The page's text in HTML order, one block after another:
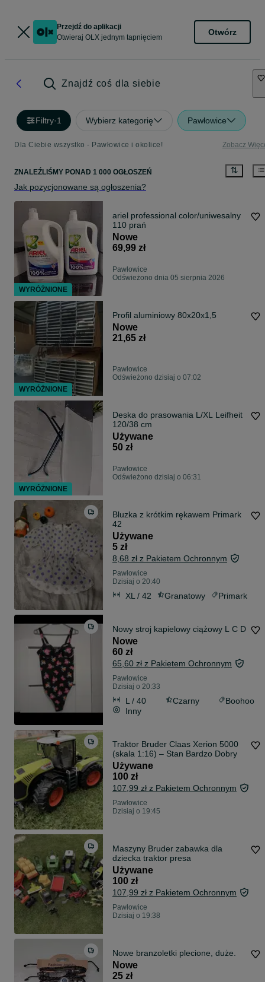
Przejdź do aplikacji
Otwieraj OLX jednym tapnięciem
Otwórz
Znajdź coś dla siebie
Filtry·1 Wybierz kategorię Pawłowice
Dla Ciebie wszystko - Pawłowice i okolice! Zobacz
ZNALEŹLIŚMY PONAD 1 000 OGŁOSZEŃ
Jak pozycjonowane są ogłoszenia?
ariel professional color/uniwesalny
110 prań
Nowe
69,99 zł
Pawłowice
Odświeżono dnia 05 sierpnia 2026
Profil aluminiowy 80x20x1,5
Nowe
21,65 zł
Pawłowice
Odświeżono dzisiaj o 07:02
Deska do prasowania L/XL Leifheit
120/38 cm
Używane
50 zł
Pawłowice
Odświeżono dzisiaj o 06:31
Bluzka z krótkim rękawem Primark
42
Używane
5 zł
8,68 zł z Pakietem Ochronnym
Pawłowice
Dzisiaj o 20:40
XL / 42 Granatowy Primark
Nowy stroj kapielowy ciążowy L C D
Nowe
60 zł
65,60 zł z Pakietem Ochronnym
Pawłowice
Dzisiaj o 20:33
L / 40 Czarny
Boohoo
Inny
Traktor Bruder Claas Xerion 5000
(skala 1:16) – Stan Bardzo Dobry
Używane
100 zł
107,99 zł z Pakietem Ochronnym
Pawłowice
Dzisiaj o 19:45
Maszyny Bruder zabawka dla
dziecka traktor presa
Używane
100 zł
107,99 zł z Pakietem Ochronnym
Pawłowice
Dzisiaj o 19:38
Nowe branzoletki plecione, duże.
Nowe
25 zł
WYRÓŻNIONE
WYRÓŻNIONE
WYRÓŻNIONE